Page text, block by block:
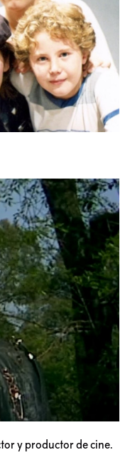
y productor de cine.